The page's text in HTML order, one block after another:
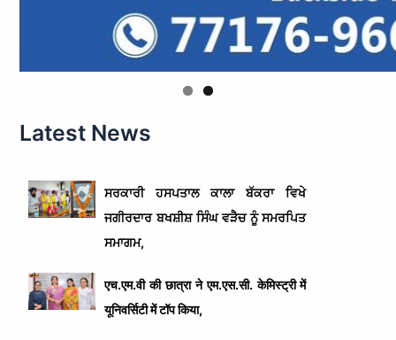
Latest News
ਸਰਕਾਰੀ ਹਸਪਤਾਲ ਕਾਲਾ ਬੱਕਰਾ ਵਿਖੇ
ਜਗੀਰਦਾਰ ਬਖਸ਼ੀਸ਼ ਸਿੰਘ ਵੜੈਚ ਨੂੰ ਸਮਰਪਿਤ
ਸਮਾਗਮ,
एच.एम.वी की छात्रा ने एम.एस.सी. केमिस्ट्री में
यूनिवर्सिटी में टॉप किया,